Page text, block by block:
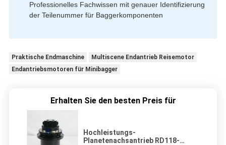
Professionelles Fachwissen mit genauer Identifizierung
der Teilenummer für Baggerkomponenten
Praktische Endmaschine
Multiscene Endantrieb Reisemotor
Endantriebsmotoren für Minibagger
Erhalten Sie den besten Preis für
Hochleistungs-
Planetenachsantrieb RD118-